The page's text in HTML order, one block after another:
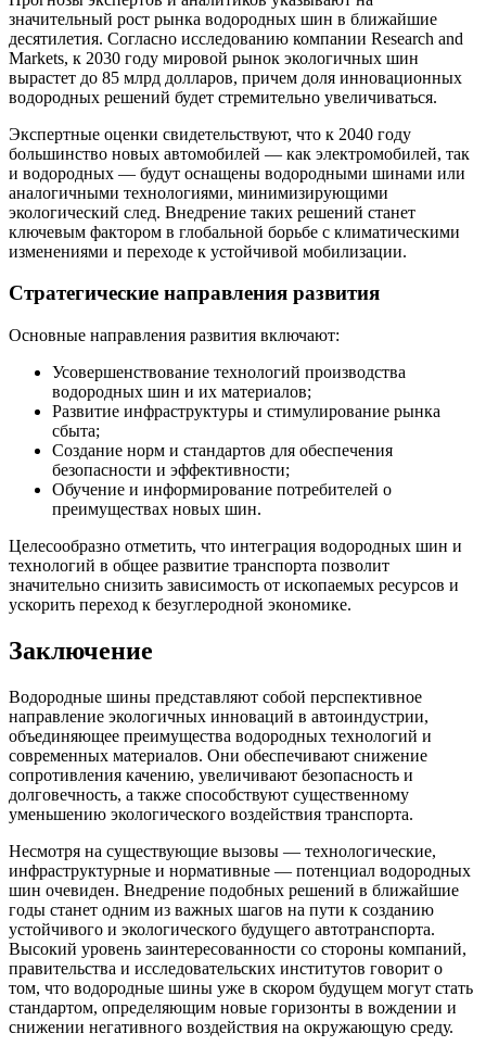
значительный рост рынка водородных шин в ближайшие
десятилетия. Согласно исследованию компании Research and
Markets, к 2030 году мировой рынок экологичных шин
вырастет до 85 млрд долларов, причем доля инновационных
водородных решений будет стремительно увеличиваться.
Экспертные оценки свидетельствуют, что к 2040 году
большинство новых автомобилей — как электромобилей, так
и водородных — будут оснащены водородными шинами или
аналогичными технологиями, минимизирующими
экологический след. Внедрение таких решений станет
ключевым фактором в глобальной борьбе с климатическими
изменениями и переходе к устойчивой мобилизации.
Стратегические направления развития
Основные направления развития включают:
Усовершенствование технологий производства
водородных шин и их материалов;
Развитие инфраструктуры и стимулирование рынка
сбыта;
Создание норм и стандартов для обеспечения
безопасности и эффективности;
Обучение и информирование потребителей о
преимуществах новых шин.
Целесообразно отметить, что интеграция водородных шин и
технологий в общее развитие транспорта позволит
значительно снизить зависимость от ископаемых ресурсов и
ускорить переход к безуглеродной экономике.
Заключение
Водородные шины представляют собой перспективное
направление экологичных инноваций в автоиндустрии,
объединяющее преимущества водородных технологий и
современных материалов. Они обеспечивают снижение
сопротивления качению, увеличивают безопасность и
долговечность, а также способствуют существенному
уменьшению экологического воздействия транспорта.
Несмотря на существующие вызовы — технологические,
инфраструктурные и нормативные — потенциал водородных
шин очевиден. Внедрение подобных решений в ближайшие
годы станет одним из важных шагов на пути к созданию
устойчивого и экологического будущего автотранспорта.
Высокий уровень заинтересованности со стороны компаний,
правительства и исследовательских институтов говорит о
том, что водородные шины уже в скором будущем могут стать
стандартом, определяющим новые горизонты в вождении и
снижении негативного воздействия на окружающую среду.